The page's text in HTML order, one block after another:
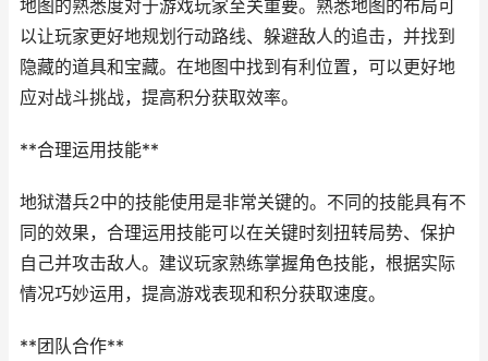
地图的熟悉度对于游戏玩家至关重要。熟悉地图的布局可
以让玩家更好地规划行动路线、躲避敌人的追击，并找到
隐藏的道具和宝藏。在地图中找到有利位置，可以更好地
应对战斗挑战，提高积分获取效率。
**合理运用技能**
地狱潜兵2中的技能使用是非常关键的。不同的技能具有不
同的效果，合理运用技能可以在关键时刻扭转局势、保护
自己并攻击敌人。建议玩家熟练掌握角色技能，根据实际
情况巧妙运用，提高游戏表现和积分获取速度。
**团队合作**